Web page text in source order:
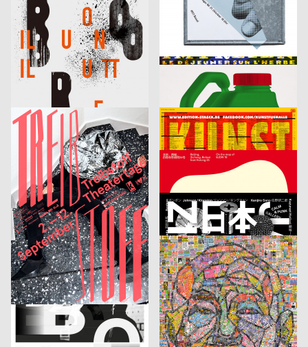
Il Buono, Il Brutto, La Realtà [Das Gute, das Schlechte, das Hässliche]
Wagenbreth Henning D
2015
Radfahrer
Wagenbreth Henning D
2015
Frühstück im Freien
mm design D
Lampedusa
Wurster Benjamin
Dünger für Gestalter
Nevin Goetschmann, Philipp Möckli CH
2015
Treibstoff Theatertage 2015
Klaus Staeck, Götz Gramlich D
2015
Kunst für alle
Frieder Grindler D
2015
Hamlet
Studio Feixen CH
2015
Lucerne Poster Exhibition
Brechbühl Erich CH
2015
Frische Tourismusplakate
Stephanie Cuérel, Schaub Josh CH
2015
Schweiz – Japan
Paula Troxler CH
2015
Jazz Festival Willisau 2015
hesign D
2015
Design x Taipei
Präsens Büro
2015
BOLD
Präsens Büro CH
2015
L’affiche Lucernoise [Luzerner Plakate]
Chris Gautschi CH
2015
Atelier Bundi CH
2015